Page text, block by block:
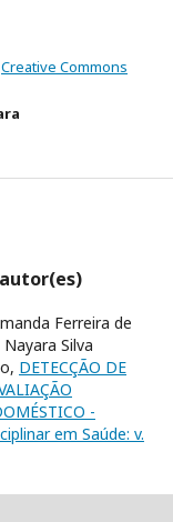
Creative Commons
Ferreira de
Nayara Silva
DETECÇÃO DE
-
em Saúde: v.